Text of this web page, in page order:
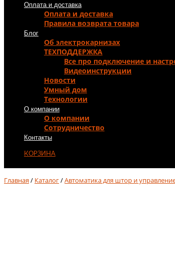
Оплата и доставка
Оплата и доставка
Правила возврата товара
Блог
Об электрокарнизах
ТЕХПОДДЕРЖКА
Все про подключение и
Видеоинструкции
Новости
Умный дом
Технологии
О компании
О компании
Сотрудничество
Контакты
КОРЗИНА
Главная/ Каталог/Автоматика для штор и